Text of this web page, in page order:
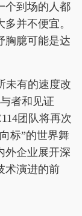
个到场的人都
并不便宜。
胸臆可能是达
未有的速度改
者和见证
团队将再次
标”的世界舞
外企业展开深
术演进的前